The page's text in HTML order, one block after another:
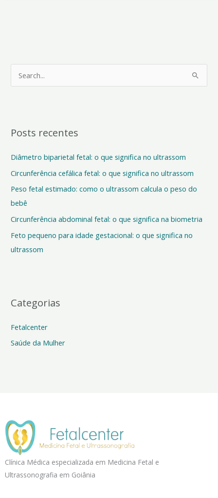
u
s
a
r
p
o
r
:
Posts recentes
Diâmetro biparietal fetal: o que significa no ultrassom
Circunferência cefálica fetal: o que significa no ultrassom
Peso fetal estimado: como o ultrassom calcula o peso do
bebê
Circunferência abdominal fetal: o que significa na biometria
Feto pequeno para idade gestacional: o que significa no
ultrassom
Categorias
Fetalcenter
Saúde da Mulher
Clínica Médica especializada em Medicina Fetal e
Ultrassonografia em Goiânia